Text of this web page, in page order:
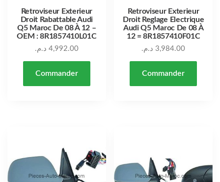
Retroviseur Exterieur
Droit Rabattable Audi
Q5 Maroc De 08 À 12 –
OEM : 8R1857410L01C
4,992.00 د.م.
Commander
Retroviseur Exterieur
Droit Reglage Electrique
Audi Q5 Maroc De 08 À
12 = 8R1857410F01C
3,984.00 د.م.
Commander